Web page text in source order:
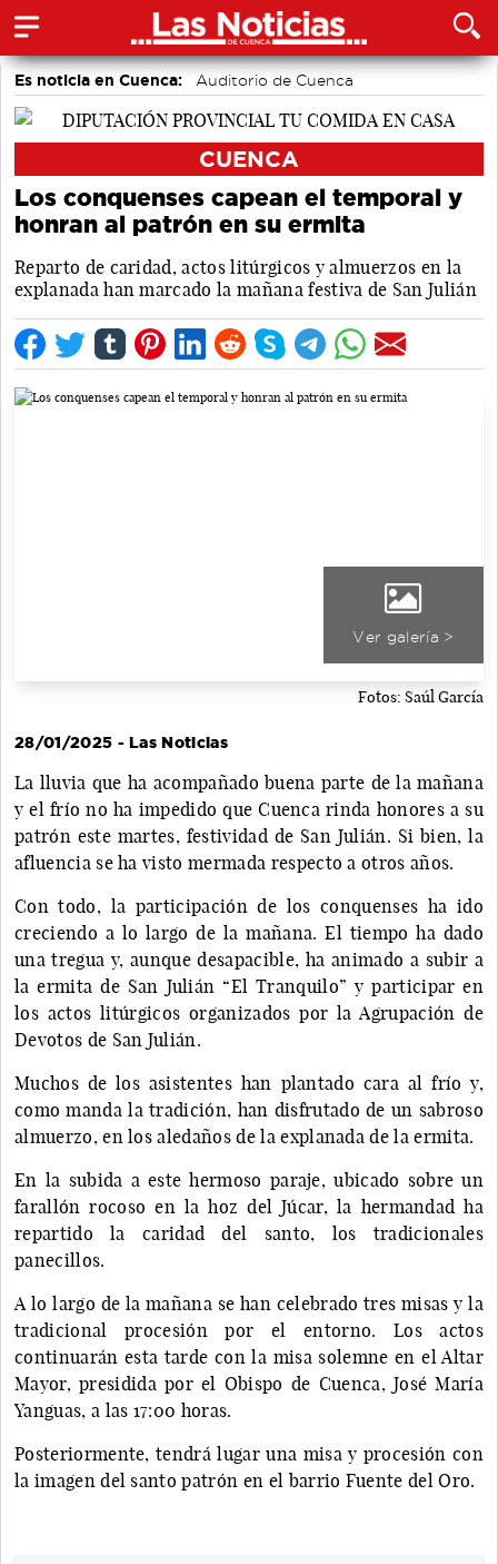
Es noticia en Cuenca: Auditorio de Cuenca
CUENCA
Los conquenses capean el temporal y
honran al patrón en su ermita
Reparto de caridad, actos litúrgicos y almuerzos en la
explanada han marcado la mañana festiva de San Julián
Ver galería >
Fotos: Saúl García
28/01/2025 - Las Noticias
La lluvia que ha acompañado buena parte de la mañana
y el frío no ha impedido que Cuenca rinda honores a su
patrón este martes, festividad de San Julián. Si bien, la
afluencia se ha visto mermada respecto a otros años.
Con todo, la participación de los conquenses ha ido
creciendo a lo largo de la mañana. El tiempo ha dado
una tregua y, aunque desapacible, ha animado a subir a
la ermita de San Julián “El Tranquilo” y participar en
los actos litúrgicos organizados por la Agrupación de
Devotos de San Julián.
Muchos de los asistentes han plantado cara al frío y,
como manda la tradición, han disfrutado de un sabroso
almuerzo, en los aledaños de la explanada de la ermita.
En la subida a este hermoso paraje, ubicado sobre un
farallón rocoso en la hoz del Júcar, la hermandad ha
repartido la caridad del santo, los tradicionales
panecillos.
A lo largo de la mañana se han celebrado tres misas y la
tradicional procesión por el entorno. Los actos
continuarán esta tarde con la misa solemne en el Altar
Mayor, presidida por el Obispo de Cuenca, José María
Yanguas, a las 17:00 horas.
Posteriormente, tendrá lugar una misa y procesión con
la imagen del santo patrón en el barrio Fuente del Oro.